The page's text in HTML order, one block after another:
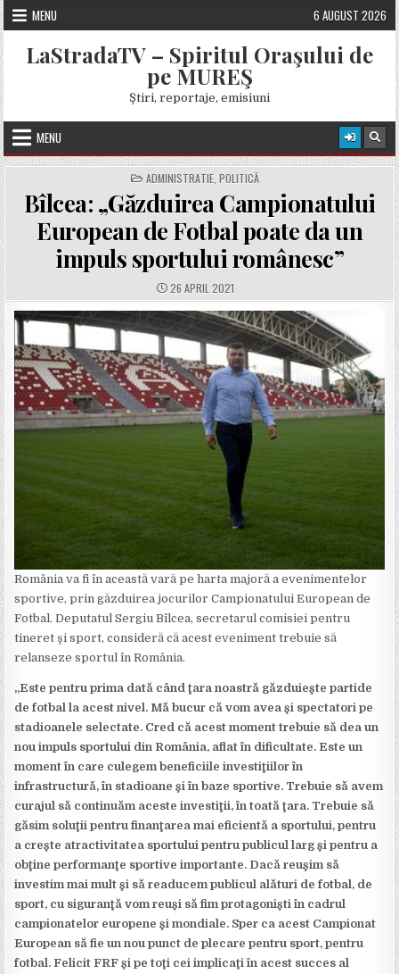
Skip
to
content
MENU 6 AUGUST 2026
LaStradaTV – Spiritul Oraşului de
pe MUREŞ
Ştiri, reportaje, emisiuni
MENU
POSTED
IN
ADMINISTRATIE POLITICĂ
Bîlcea: „Găzduirea Campionatului
European de Fotbal poate da un
impuls sportului românesc”
PUBLISHED
DATE:
26 APRIL 2021
România va fi în această vară pe harta majoră a evenimentelor
sportive, prin găzduirea jocurilor Campionatului European de
Fotbal. Deputatul Sergiu Bîlcea, secretarul comisiei pentru
tineret şi sport, consideră că acest eveniment trebuie să
relanseze sportul în România.
„Este pentru prima dată când ţara noastră găzduieşte partide
de fotbal la acest nivel. Mă bucur că vom avea şi spectatori pe
stadioanele selectate. Cred că acest moment trebuie să dea un
nou impuls sportului din România, aflat în dificultate. Este un
moment în care culegem beneficiile investiţiilor în
infrastructură, în stadioane şi în baze sportive. Trebuie să avem
curajul să continuăm aceste investiţii, în toată ţara. Trebuie să
găsim soluţii pentru finanţarea mai eficientă a sportului, pentru
a creşte atractivitatea sportului pentru publicul larg şi pentru a
obţine performanţe sportive importante. Dacă reuşim să
investim mai mult şi să readucem publicul alături de fotbal, de
sport, cu siguranţă vom reuşi să fim protagonişti în cadrul
campionatelor europene şi mondiale. Sper ca acest Campionat
European să fie un nou punct de plecare pentru sport, pentru
fotbal. Felicit FRF şi pe toţi cei implicaţi în acest succes al